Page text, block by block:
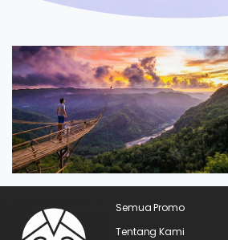
Semua Promo
Tentang Kami